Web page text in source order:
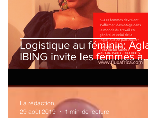
Logistique au féminin: Aglaé
IBING invite les femmes à
s'affirmer davantage dans le